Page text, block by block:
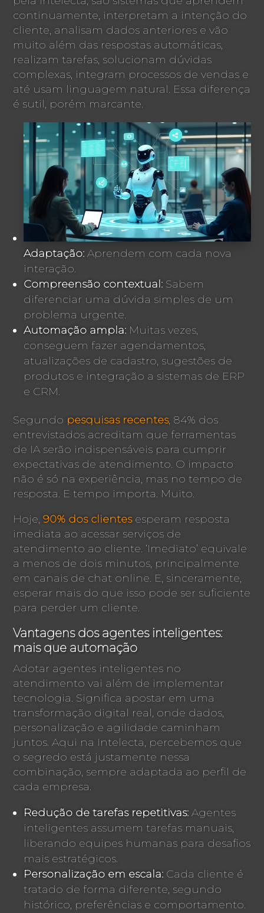
continuamente, interpretam a intenção do
cliente, analisam dados anteriores e vão
muito além das respostas automáticas,
realizam tarefas, solucionam dúvidas
complexas, integram processos de vendas e
até usam linguagem natural. Essa diferença
é sutil, porém marcante.
Adaptação: Aprendem com cada nova
interação.
Compreensão contextual: Sabem
diferenciar uma dúvida simples de um
problema urgente.
Automação ampla: Muitas vezes,
conseguem fazer agendamentos,
atualizações de cadastro, sugestões de
produtos e integração a sistemas de ERP
e CRM.
Segundo pesquisas recentes, 84% dos
entrevistados acreditam que ferramentas
de IA serão indispensáveis para cumprir
expectativas de atendimento. O impacto
não é só na experiência, mas no tempo de
resposta. E tempo importa. Muito.
Hoje,90% dos clientesesperam resposta
imediata ao acessar serviços de
atendimento ao cliente. ‘Imediato’ equivale
a menos de dois minutos, principalmente
em canais de chat online. E, sinceramente,
esperar mais do que isso pode ser suficiente
para perder um cliente.
Vantagens dos agentes inteligentes:
mais que automação
Adotar agentes inteligentes no
atendimento vai além de implementar
tecnologia. Significa apostar em uma
transformação digital real, onde dados,
personalização e agilidade caminham
juntos. Aqui na Intelecta, percebemos que
o segredo está justamente nessa
combinação, sempre adaptada ao perfil de
cada empresa.
Redução de tarefas repetitivas: Agentes
inteligentes assumem tarefas manuais,
liberando equipes humanas para desafios
mais estratégicos.
Personalização em escala: Cada cliente é
tratado de forma diferente, segundo
histórico, preferências e comportamento.